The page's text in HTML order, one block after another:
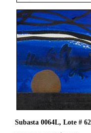
Subasta 0064L, Lote # 62